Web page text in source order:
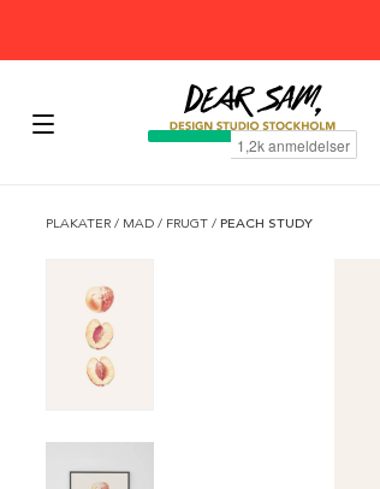
PLAKATER / MAD / FRUGT / PEACH STUDY